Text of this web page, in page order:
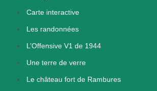
Carte interactive
Les randonnées
L’Offensive V1 de 1944
Une terre de verre
Le château fort de Rambures